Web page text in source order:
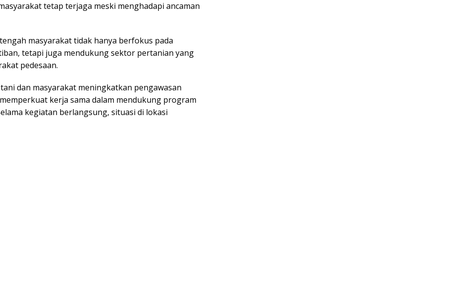
tetap terjaga meski menghadapi ancaman
masyarakat tidak hanya berfokus pada
tetapi juga mendukung sektor pertanian yang
pedesaan.
dan masyarakat meningkatkan pengawasan
kerja sama dalam mendukung program
kegiatan berlangsung, situasi di lokasi